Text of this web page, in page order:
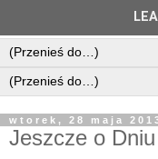
wtorek, 28 maja
Jeszcze o